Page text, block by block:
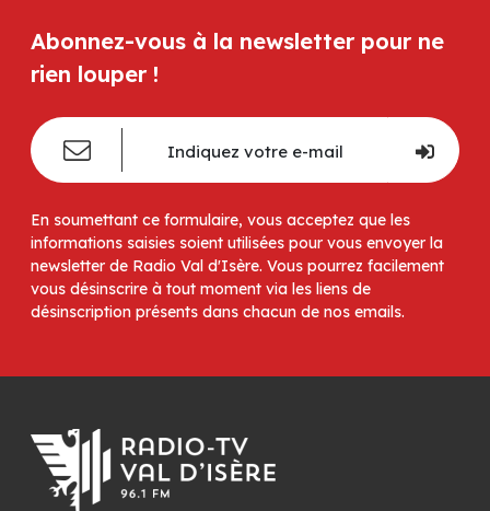
Abonnez-vous à la newsletter pour ne
rien louper !
En soumettant ce formulaire, vous acceptez que les
informations saisies soient utilisées pour vous envoyer la
newsletter de Radio Val d'Isère. Vous pourrez facilement
vous désinscrire à tout moment via les liens de
désinscription présents dans chacun de nos emails.